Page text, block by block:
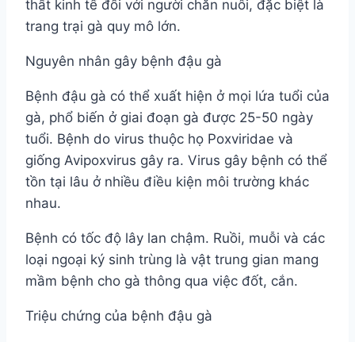
thất kinh tế đối với người chăn nuôi, đặc biệt là
trang trại gà quy mô lớn.
Nguyên nhân gây bệnh đậu gà
Bệnh đậu gà có thể xuất hiện ở mọi lứa tuổi của
gà, phổ biến ở giai đoạn gà được 25-50 ngày
tuổi. Bệnh do virus thuộc họ Poxviridae và
giống Avipoxvirus gây ra. Virus gây bệnh có thể
tồn tại lâu ở nhiều điều kiện môi trường khác
nhau.
Bệnh có tốc độ lây lan chậm. Ruồi, muỗi và các
loại ngoại ký sinh trùng là vật trung gian mang
mầm bệnh cho gà thông qua việc đốt, cắn.
Triệu chứng của bệnh đậu gà